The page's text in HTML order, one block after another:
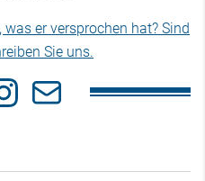
er versprochen hat? Sind
Sie uns.